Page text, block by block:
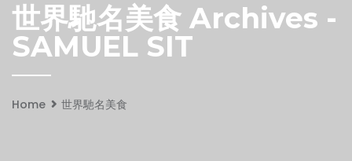
世界馳名美食 Archives -
SAMUEL SIT
Home 世界馳名美食